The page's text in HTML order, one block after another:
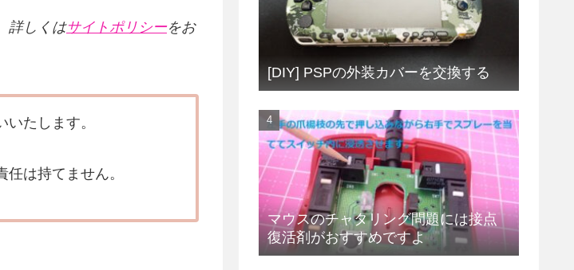
詳しくはサイトポリシーをお
たします。
は持てません。
[DIY] PSPの外装カバーを交換する
マウスのチャタリング問題には接点
復活剤がおすすめですよ